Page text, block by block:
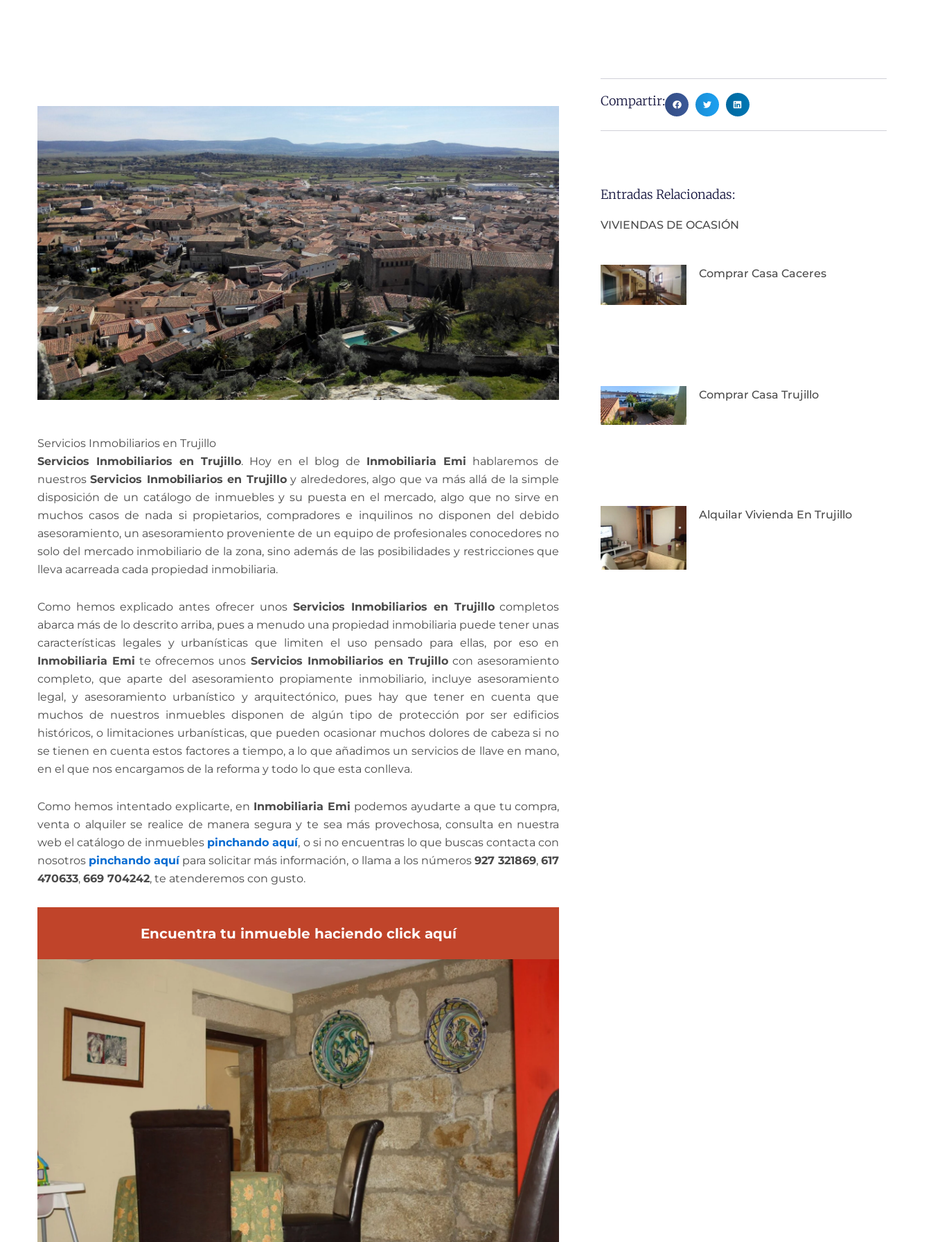
Servicios Inmobiliarios en Trujillo
Servicios Inmobiliarios en Trujillo. Hoy en el blog de Inmobiliaria Emi hablaremos de
nuestrosServicios Inmobiliarios en Trujilloy alrededores, algo que va más allá de la simple
disposición de un catálogo de inmuebles y su puesta en el mercado, algo que no sirve en
muchos casos de nada si propietarios, compradores e inquilinos no disponen del debido
asesoramiento, un asesoramiento proveniente de un equipo de profesionales conocedores no
solo del mercado inmobiliario de la zona, sino además de las posibilidades y restricciones que
lleva acarreada cada propiedad inmobiliaria.
Como hemos explicado antes ofrecer unos Servicios Inmobiliarios en Trujillocompletos
abarca más de lo descrito arriba, pues a menudo una propiedad inmobiliaria puede tener unas
características legales y urbanísticas que limiten el uso pensado para ellas, por eso en
Inmobiliaria Emi te ofrecemos unos Servicios Inmobiliarios en Trujillo con asesoramiento
completo, que aparte del asesoramiento propiamente inmobiliario, incluye asesoramiento
legal, y asesoramiento urbanístico y arquitectónico, pues hay que tener en cuenta que
muchos de nuestros inmuebles disponen de algún tipo de protección por ser edificios
históricos, o limitaciones urbanísticas, que pueden ocasionar muchos dolores de cabeza si no
se tienen en cuenta estos factores a tiempo, a lo que añadimos un servicios de llave en mano,
en el que nos encargamos de la reforma y todo lo que esta conlleva.
Como hemos intentado explicarte, en Inmobiliaria Emi podemos ayudarte a que tu compra,
venta o alquiler se realice de manera segura y te sea más provechosa, consulta en nuestra
web el catálogo de inmuebles pinchando aquí, o si no encuentras lo que buscas contacta con
nosotros pinchando aquípara solicitar más información, o llama a los números927 321869,617
470633, 669 704242, te atenderemos con gusto.
Encuentra tu inmueble haciendo click aquí
Compartir:
Entradas Relacionadas:
VIVIENDAS DE OCASIÓN
Comprar Casa Caceres
Comprar Casa Trujillo
Alquilar Vivienda En Trujillo